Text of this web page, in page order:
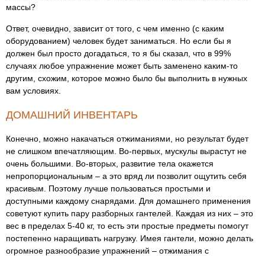
массы?
Ответ, очевидно, зависит от того, с чем именно (с каким
оборудованием) человек будет заниматься. Но если бы я
должен был просто догадаться, то я бы сказал, что в 99%
случаях любое упражнение может быть заменено каким-то
другим, схожим, которое можно было бы выполнить в нужных
вам условиях.
ДОМАШНИЙ ИНВЕНТАРЬ
Конечно, можно накачаться отжиманиями, но результат будет
не слишком впечатляющим. Во-первых, мускулы вырастут не
очень большими. Во-вторых, развитие тела окажется
непропорциональным – а это вряд ли позволит ощутить себя
красивым. Поэтому лучше пользоваться простыми и
доступными каждому снарядами. Для домашнего применения
советуют купить пару разборных гантелей. Каждая из них – это
вес в пределах 5-40 кг, то есть эти простые предметы помогут
постепенно наращивать нагрузку. Имея гантели, можно делать
огромное разнообразие упражнений – отжимания с